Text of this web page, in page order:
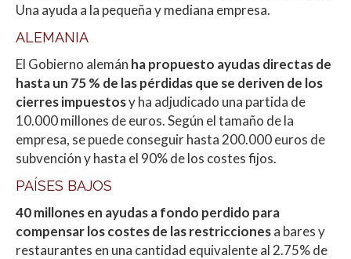
Una ayuda a la pequeña y mediana empresa.
ALEMANIA
El Gobierno alemán ha propuesto ayudas directas de
hasta un 75 % de las pérdidas que se deriven de los
cierres impuestosy ha adjudicado una partida de
10.000 millones de euros. Según el tamaño de la
empresa, se puede conseguir hasta 200.000 euros de
subvención y hasta el 90% de los costes fijos.
PAÍSES BAJOS
40 millones en ayudas a fondo perdido para
compensar los costes de las restriccionesa bares y
restaurantes en una cantidad equivalente al 2.75% de